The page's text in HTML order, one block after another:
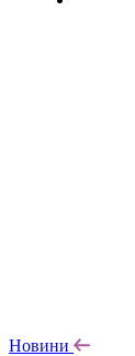
Новини